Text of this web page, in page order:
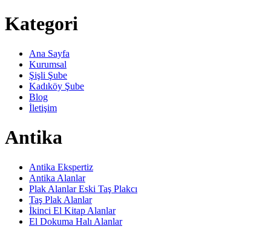
Kategori
Ana Sayfa
Kurumsal
Şişli Şube
Kadıköy Şube
Blog
İletişim
Antika
Antika Ekspertiz
Antika Alanlar
Plak Alanlar Eski Taş Plakcı
Taş Plak Alanlar
İkinci El Kitap Alanlar
El Dokuma Halı Alanlar